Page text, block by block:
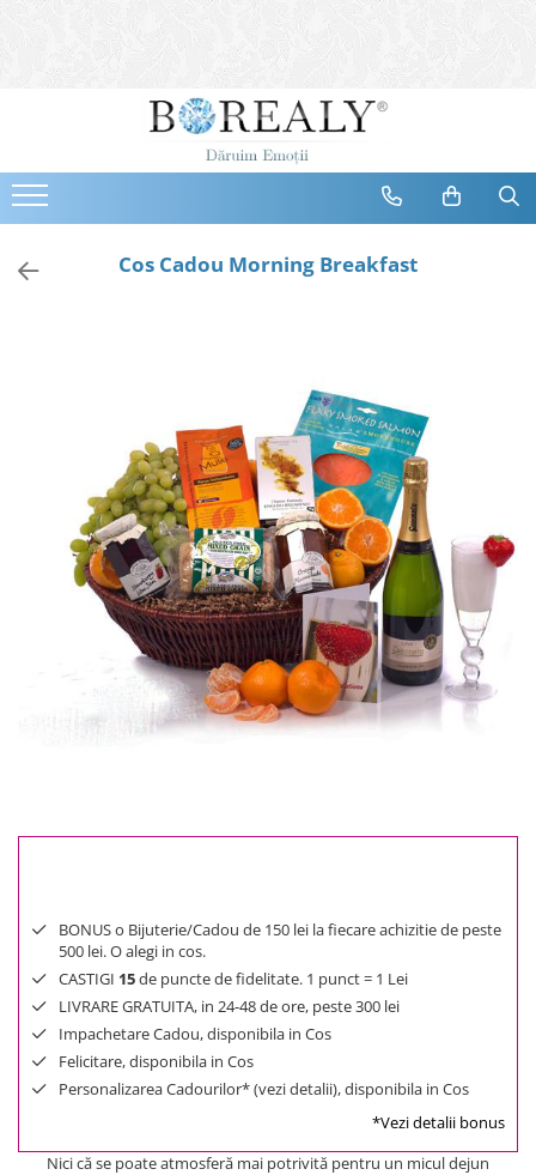
Bijuterii
Cercei
Bratari
Coliere
Bijuterii Copii
Bijuterii Mirese
Reduceri
Cele mai noi
Cele mai vandute
Cele mai votate
300 Lei - 500 Lei
Cos Cadou Morning Breakfast
BONUS o Bijuterie/Cadou de 150 lei la fiecare achizitie de peste
500 lei. O alegi in cos.
CASTIGI 15de puncte de fidelitate. 1 punct = 1 Lei
LIVRARE GRATUITA, in 24-48 de ore, peste 300 lei
Impachetare Cadou, disponibila in Cos
Felicitare, disponibila in Cos
Personalizarea Cadourilor* (vezi detalii), disponibila in Cos
*Vezi detalii bonus
Nici că se poate atmosferă mai potrivită pentru un micul dejun